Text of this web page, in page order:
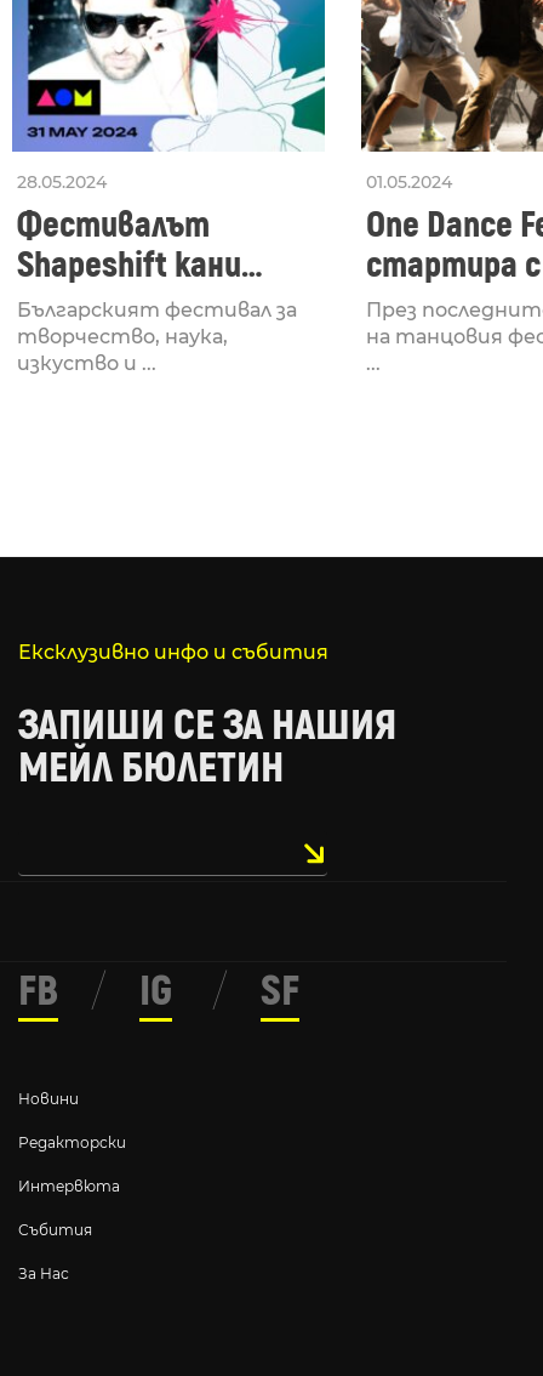
28.05.2024
Фестивалът
Shapeshift кани
Fabrizio Mammarella
за откриването си
Българският фестивал за
творчество, наука,
изкуство и ...
01.05.2024
One Dance
стартира
Lucid,
рейв
През
на танцовия
...
Ексклузивно инфо и събития
ЗАПИШИ СЕ ЗА НАШИЯ
МЕЙЛ БЮЛЕТИН
Новини
Редакторски
Интервюта
Събития
За Нас
FB / IG / SF